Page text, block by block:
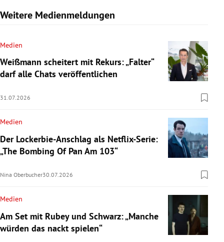
Weitere Medienmeldungen
Medien
Weißmann scheitert mit Rekurs: „Falter“
darf alle Chats veröffentlichen
31.07.2026
Medien
Der Lockerbie-Anschlag als Netflix-Serie:
„The Bombing Of Pan Am 103“
Nina Oberbucher30.07.2026
Medien
Am Set mit Rubey und Schwarz: „Manche
würden das nackt spielen“